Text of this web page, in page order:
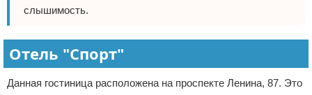
слышимость.
Отель "Спорт"
Данная гостиница расположена на проспекте Ленина, 87. Это